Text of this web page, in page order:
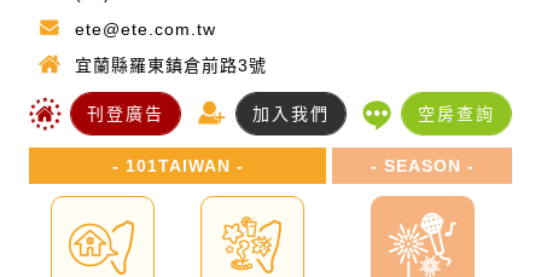
ete@ete.com.tw
宜蘭縣羅東鎮倉前路3號
刊登廣告 加入我們 空房查詢
- 101TAIWAN - - SEASON -